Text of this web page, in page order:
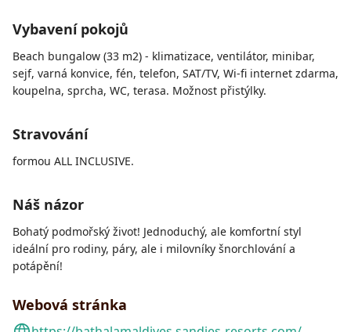
Vybavení pokojů
Beach bungalow (33 m2) - klimatizace, ventilátor, minibar,
sejf, varná konvice, fén, telefon, SAT/TV, Wi-fi internet zdarma,
koupelna, sprcha, WC, terasa. Možnost přistýlky.
Stravování
formou ALL INCLUSIVE.
Náš názor
Bohatý podmořský život! Jednoduchý, ale komfortní styl
ideální pro rodiny, páry, ale i milovníky šnorchlování a
potápění!
Webová stránka